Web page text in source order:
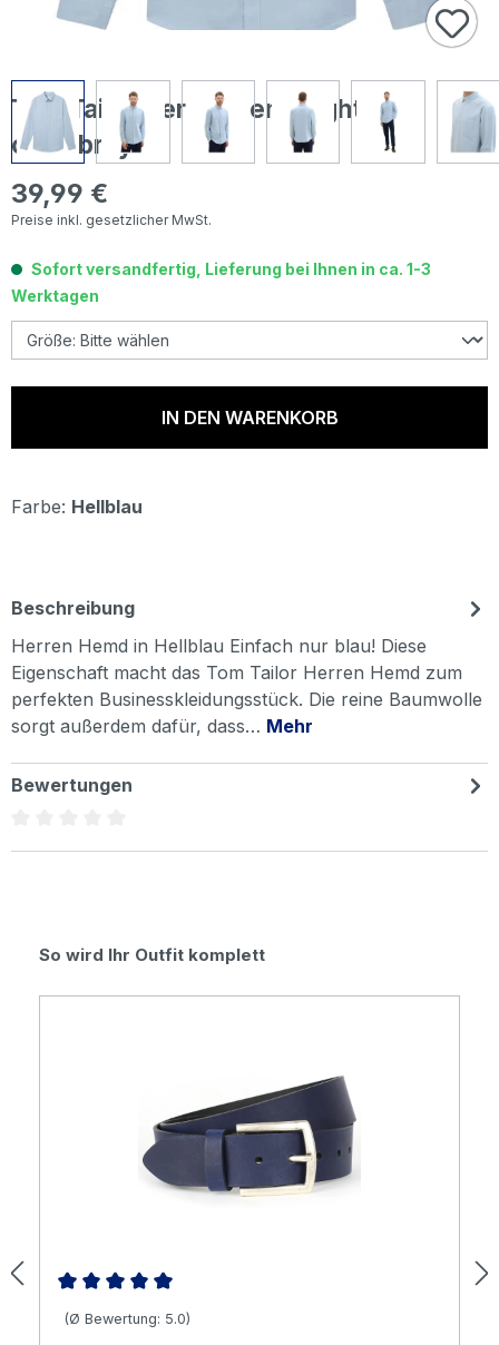
Tom Tailor Herren Hemd light blue
chambray
Regulärer Preis:
39,99 €
Preise inkl. gesetzlicher MwSt.
Sofort versandfertig, Lieferung bei Ihnen in ca. 1-3
Werktagen
IN DEN WARENKORB
Farbe: Hellblau
Beschreibung
Herren Hemd in Hellblau Einfach nur blau! Diese
Eigenschaft macht das Tom Tailor Herren Hemd zum
perfekten Businesskleidungsstück. Die reine Baumwolle
sorgt außerdem dafür, dass… Mehr
Bewertungen
Produktgalerie überspringen
So wird Ihr Outfit komplett
Durchschnittliche Bewertung von 5 von 5 Sternen
(Ø Bewertung: 5.0)